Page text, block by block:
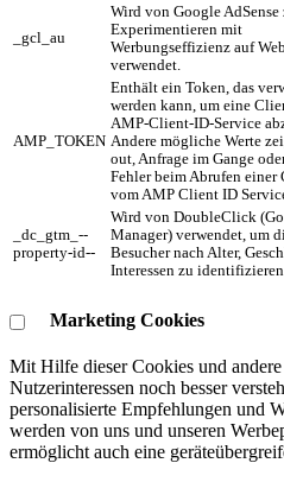
_gcl_au
Wird von Google AdSense
Experimentieren mit
Werbungseffizienz auf
verwendet.
AMP_TOKEN
Enthält ein Token, das
werden kann, um eine
AMP-Client-ID-Service
Andere mögliche Werte
out, Anfrage im Gange
Fehler beim Abrufen einer
vom AMP Client ID
_dc_gtm_--
property-id--
Wird von DoubleClick
Manager) verwendet, um
Besucher nach Alter,
Interessen zu
Marketing Cookies
Mit Hilfe dieser Cookies und
Nutzerinteressen noch besser
personalisierte Empfehlungen und
werden von uns und unseren
ermöglicht auch eine